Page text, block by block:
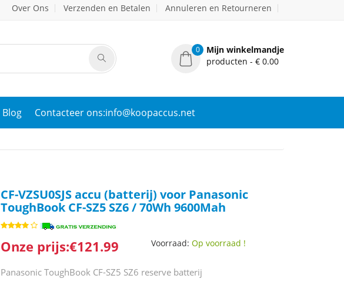
Over Ons Verzenden en Betalen Annuleren en Retourneren
0
Mijn winkelmandje
producten - € 0.00
Blog Contacteer ons:info@koopaccus.net
CF-VZSU0SJS accu (batterij) voor Panasonic
ToughBook CF-SZ5 SZ6 / 70Wh 9600Mah
Onze prijs:€121.99 Voorraad:Op voorraad !
Panasonic ToughBook CF-SZ5 SZ6 reserve batterij